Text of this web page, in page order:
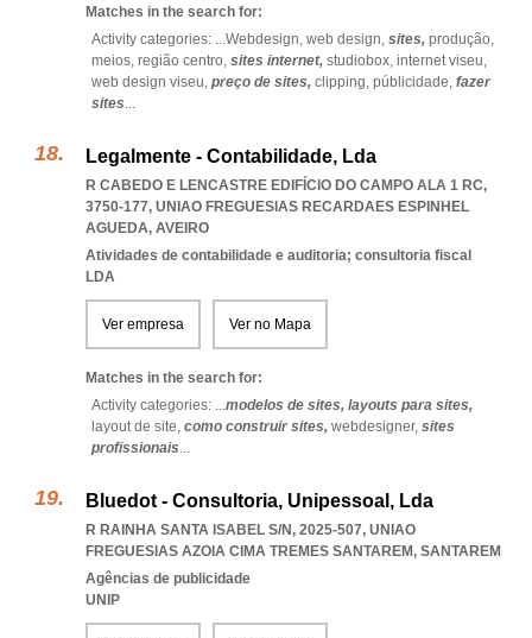
Matches in the search for:
Activity categories: ...Webdesign, web design, sites, produção,
meios, região centro, sites internet, studiobox, internet viseu,
web design viseu, preço de sites, clipping, públicidade, fazer
sites...
Legalmente - Contabilidade, Lda
R CABEDO E LENCASTRE EDIFÍCIO DO CAMPO ALA 1 RC,
3750-177, UNIAO FREGUESIAS RECARDAES ESPINHEL
AGUEDA, AVEIRO
Atividades de contabilidade e auditoria; consultoria fiscal
LDA
Ver empresa Ver no Mapa
Matches in the search for:
Activity categories: ...modelos de sites, layouts para sites,
layout de site, como construir sites, webdesigner, sites
profissionais...
Bluedot - Consultoria, Unipessoal, Lda
R RAINHA SANTA ISABEL S/N, 2025-507, UNIAO
FREGUESIAS AZOIA CIMA TREMES SANTAREM, SANTAREM
Agências de publicidade
UNIP